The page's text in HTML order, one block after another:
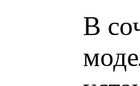
В